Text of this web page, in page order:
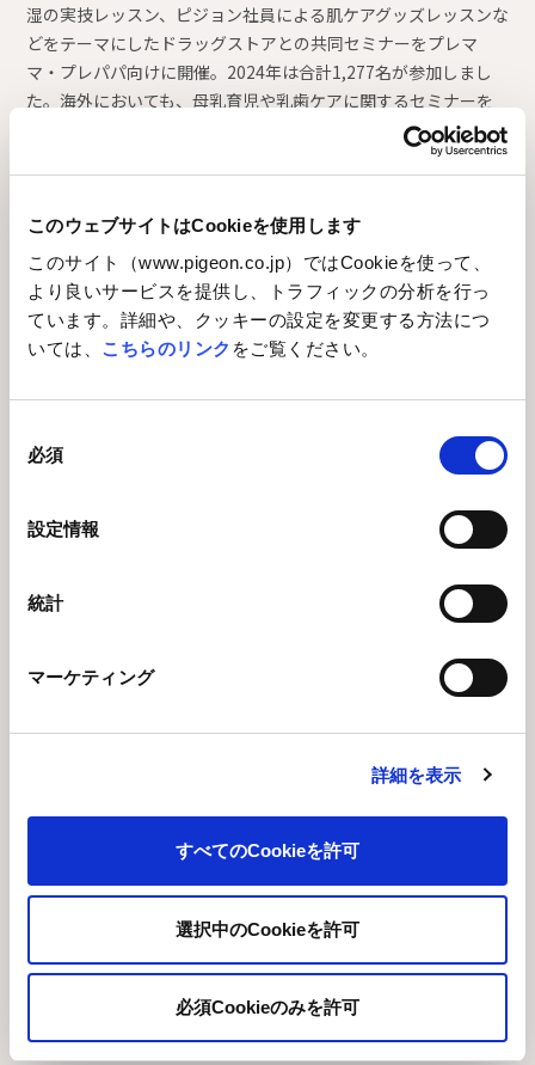
このウェブサイトはCookieを使用します
このサイト（www.pigeon.co.jp）ではCookieを使って、
より良いサービスを提供し、トラフィックの分析を行っ
ています。詳細や、クッキーの設定を変更する方法につ
いては、 こちらのリンク をご覧ください。
必須
設定情報
統計
マーケティング
詳細を表示
すべてのCookieを許可
選択中のCookieを許可
必須Cookieのみを許可
湿の実技レッスン、ピジョン社員による肌ケアグッズレッスンな
どをテーマにしたドラッグストアとの共同セミナーをプレマ
マ・プレパパ向けに開催。2024年は合計1,277名が参加しまし
た。海外においても、母乳育児や乳歯ケアに関するセミナーを
多数開催しており、歯科検診が義務化されていないマレーシア
においては、デンタルクリニックと協働し、無料歯科検診やオ
計2,300名が参加しました。また、各国で母乳哺育・授乳支援な
どの医療従事者の方々が、ケアや支援をする際に活かせる情報
を発信する、医療従事者向けセミナーも実施しています。日本
では授乳支援や産後ケア、妊娠期の栄養摂取をテーマに、授乳
支援やスキンケア、欧州でも母乳育児をテーマにセミナーを開
て、病院や産院での認知と信頼構築を目指します。